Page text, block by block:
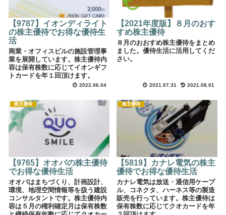
【9787】イオンディライト
の株主優待でお得な優待生
活
商業・オフィスビルの施設管理事
業を展開しています。株主優待内
容は保有株数に応じてイオンギフ
トカードを年１回頂けます。
2022.06.04
【2021年度版】８月のおす
すめ株主優待
８月のおおすめ株主優待をまとめ
ました。優待生活に活用してくだ
さい。
2021.07.31 2021.08.01
株主優待
【9765】オオバの株主優待
でお得な優待生活
オオバはまちづくり、計画設計、
環境、地理空間情報等を扱う建設
コンサルタントです。株主優待内
容は５月の権利確定月は保有株数
株主優待
【5819】カナレ電気の株主
優待でお得な優待生活
カナレ電気は放送・通信用ケーブ
ル、コネクタ、ハーネス等の製造
販売を行っています。株主優待は
保有株数に応じてクオカードを年